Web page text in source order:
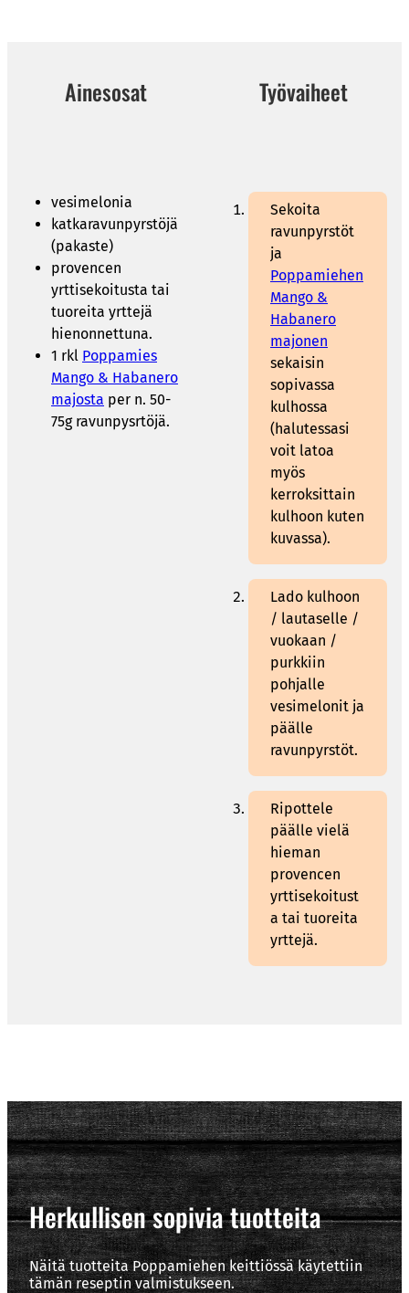
Ainesosat Työvaiheet
vesimelonia
katkaravunpyrstöjä
(pakaste)
provencen
yrttisekoitusta tai
tuoreita yrttejä
hienonnettuna.
1 rkl Poppamies
Mango & Habanero
majosta per n. 50-
75g ravunpysrtöjä.
Sekoita
ravunpyrstöt
ja
Poppamiehen
Mango &
Habanero
majonen
sekaisin
sopivassa
kulhossa
(halutessasi
voit latoa
myös
kerroksittain
kulhoon kuten
kuvassa).
Lado kulhoon
/ lautaselle /
vuokaan /
purkkiin
pohjalle
vesimelonit ja
päälle
ravunpyrstöt.
Ripottele
päälle vielä
hieman
provencen
yrttisekoitust
a tai tuoreita
yrttejä.
Herkullisen sopivia tuotteita
Näitä tuotteita Poppamiehen keittiössä käytettiin
tämän reseptin valmistukseen.